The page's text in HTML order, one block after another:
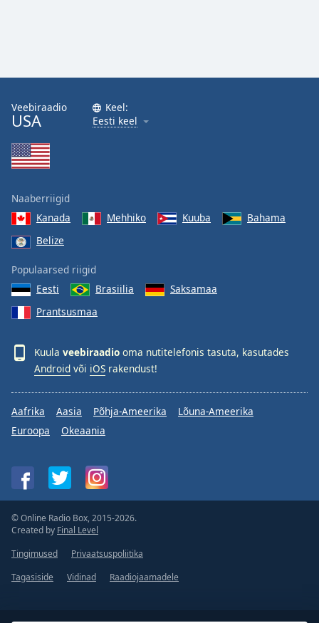
Veebiraadio
USA
Keel:
Eesti keel
Naaberriigid
Kanada
Mehhiko Kuuba
Bahama
Belize
Populaarsed riigid
Eesti
Brasiilia
Saksamaa
Prantsusmaa
Kuula veebiraadio oma nutitelefonis tasuta, kasutades
Android või iOS rakendust!
Aafrika Aasia Põhja-Ameerika
Lõuna-Ameerika
Euroopa
Okeaania
© Online Radio Box, 2015-2026.
Created by Final Level
Tingimused
Privaatsuspoliitika
Tagasiside
Vidinad Raadiojaamadele